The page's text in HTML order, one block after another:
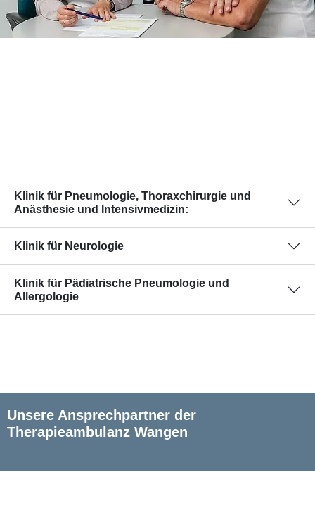
Klinik für Pneumologie, Thoraxchirurgie und
Anästhesie und Intensivmedizin:
Klinik für Neurologie
Klinik für Pädiatrische Pneumologie und
Allergologie
Unsere Ansprechpartner der
Therapieambulanz Wangen